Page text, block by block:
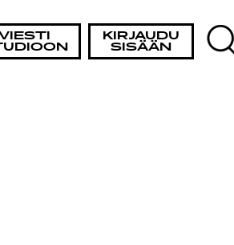
KIRJAUDU
SISÄÄN